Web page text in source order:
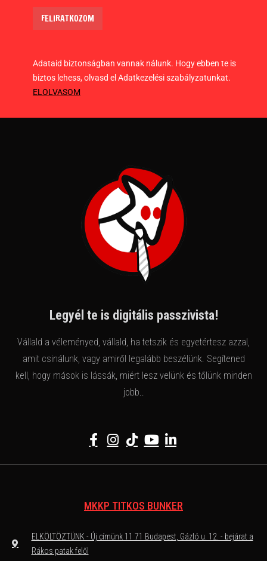
Adataid biztonságban vannak nálunk. Hogy ebben te is
biztos lehess, olvasd el Adatkezelési szabályzatunkat.
ELOLVASOM
Legyél te is digitális passzivista!
Vállald a véleményed, vállald, ha tetszik és egyetértesz azzal,
amit csinálunk, vagy amiről legalább beszélünk. Segítened
kell, hogy mások is lássák, miért lesz velünk és tőlünk minden
jobb..
MKKP TITKOS BUNKER
ELKÖLTÖZTÜNK - Új címünk 11 71 Budapest, Gázló u. 12. - bejárat a
Rákos patak felől